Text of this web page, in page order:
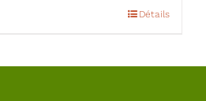
Détails